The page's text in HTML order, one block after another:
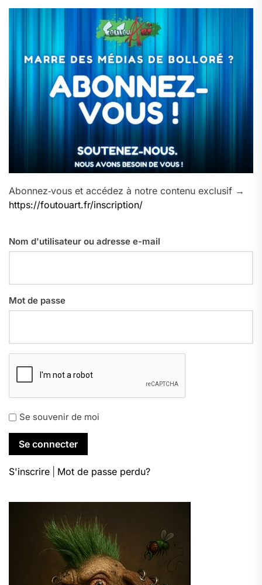
Abonnez‑vous et accédez à notre contenu exclusif →
https://foutouart.fr/inscription/
Nom d'utilisateur ou adresse e-mail
Mot de passe
Se souvenir de moi
S'inscrire Mot de passe perdu?